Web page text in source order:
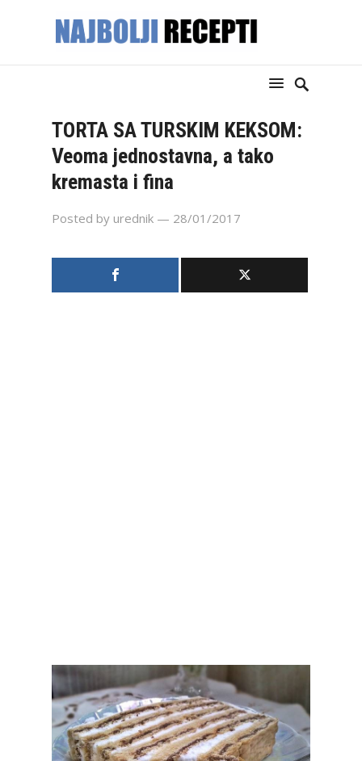
TORTA SA TURSKIM KEKSOM:
Veoma jednostavna, a tako
kremasta i fina
Posted by urednik — 28/01/2017